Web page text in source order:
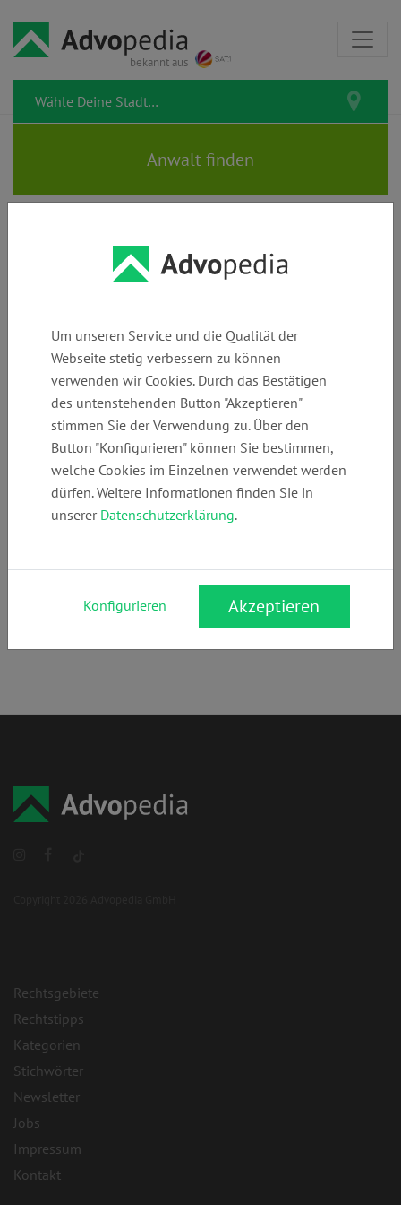
bekannt aus
v. FREYHOLD | Rechtsanwälte
Telefon:
+49 (0)
421447098
E-Mail:
post@rae-
vonfreyhold.de
www.rae-
vonfreyhold.de
Anschrift:
Rechtsgebiete:
Arzthaftungsrecht Ausländerrecht,Erbrecht
Familienrecht,Vertragsrecht
Rechtsgebiete
Rechtstipps
Kategorien
Stichwörter
Newsletter
Jobs
Impressum
Kontakt
Um unseren Service und die Qualität der
Webseite stetig verbessern zu können
verwenden wir Cookies. Durch das Bestätigen
des untenstehenden Button "Akzeptieren"
stimmen Sie der Verwendung zu. Über den
Button "Konfigurieren" können Sie bestimmen,
welche Cookies im Einzelnen verwendet werden
dürfen. Weitere Informationen finden Sie in
unserer Datenschutzerklärung.
Konfigurieren Akzeptieren